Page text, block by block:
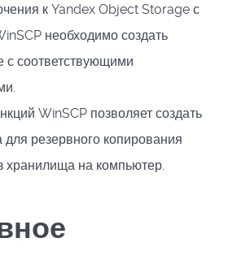
к Yandex Object Storage с
необходимо создать
с соответствующими
WinSCP позволяет создать
для резервного копирования
хранилища на компьютер.